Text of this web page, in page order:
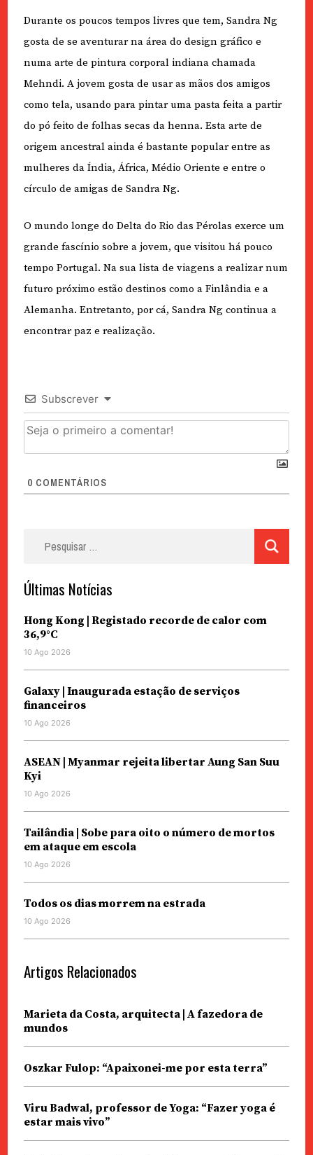
Durante os poucos tempos livres que tem, Sandra Ng
gosta de se aventurar na área do design gráfico e
numa arte de pintura corporal indiana chamada
Mehndi. A jovem gosta de usar as mãos dos amigos
como tela, usando para pintar uma pasta feita a partir
do pó feito de folhas secas da henna. Esta arte de
origem ancestral ainda é bastante popular entre as
mulheres da Índia, África, Médio Oriente e entre o
círculo de amigas de Sandra Ng.
O mundo longe do Delta do Rio das Pérolas exerce um
grande fascínio sobre a jovem, que visitou há pouco
tempo Portugal. Na sua lista de viagens a realizar num
futuro próximo estão destinos como a Finlândia e a
Alemanha. Entretanto, por cá, Sandra Ng continua a
encontrar paz e realização.
Subscrever
0 COMENTÁRIOS
Últimas Notícias
Hong Kong | Registado recorde de calor com
36,9°C
10 Ago 2026
Galaxy | Inaugurada estação de serviços
financeiros
10 Ago 2026
ASEAN | Myanmar rejeita libertar Aung San Suu
Kyi
10 Ago 2026
Tailândia | Sobe para oito o número de mortos
em ataque em escola
10 Ago 2026
Todos os dias morrem na estrada
10 Ago 2026
Artigos Relacionados
Marieta da Costa, arquitecta | A fazedora de
mundos
Oszkar Fulop: “Apaixonei-me por esta terra”
Viru Badwal, professor de Yoga: “Fazer yoga é
estar mais vivo”